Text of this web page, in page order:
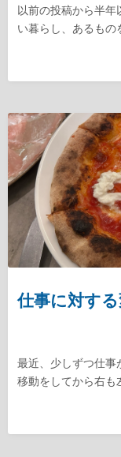
以前の投稿から半
い暮らし、あるも
仕事に対す
最近、少しずつ仕事
移動をしてから右